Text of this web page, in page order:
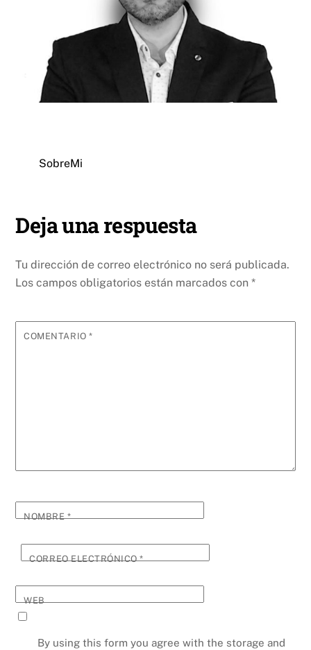
SobreMi
Deja una respuesta
Tu dirección de correo electrónico no será publicada.
Los campos obligatorios están marcados con*
COMENTARIO*
NOMBRE*
CORREO ELECTRÓNICO*
WEB
By using this form you agree with the storage and